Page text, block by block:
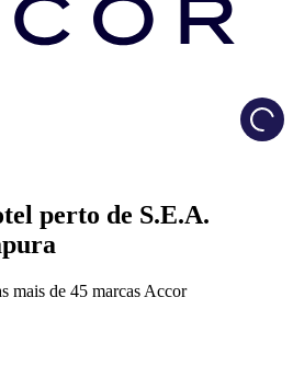
perto de S.E.A.
mais de 45 marcas Accor